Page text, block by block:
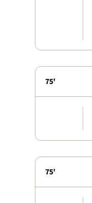
75'
75'